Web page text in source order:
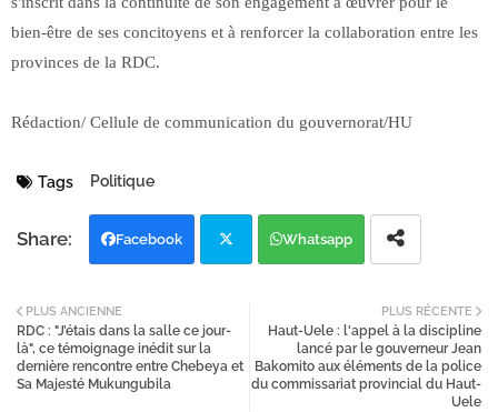
bien-être de ses concitoyens et à renforcer la collaboration entre les
provinces de la RDC.
Rédaction/ Cellule de communication du gouvernorat/HU
Tags Politique
Facebook
tter
Whatsapp
PLUS RÉCENTE
Haut-Uele : l'appel à la discipline
lancé par le gouverneur Jean
Bakomito aux éléments de la police
du commissariat provincial du Haut-
Uele
PLUS ANCIENNE
RDC : "J’étais dans la salle ce jour-
là", ce témoignage inédit sur la
dernière rencontre entre Chebeya et
Sa Majesté Mukungubila